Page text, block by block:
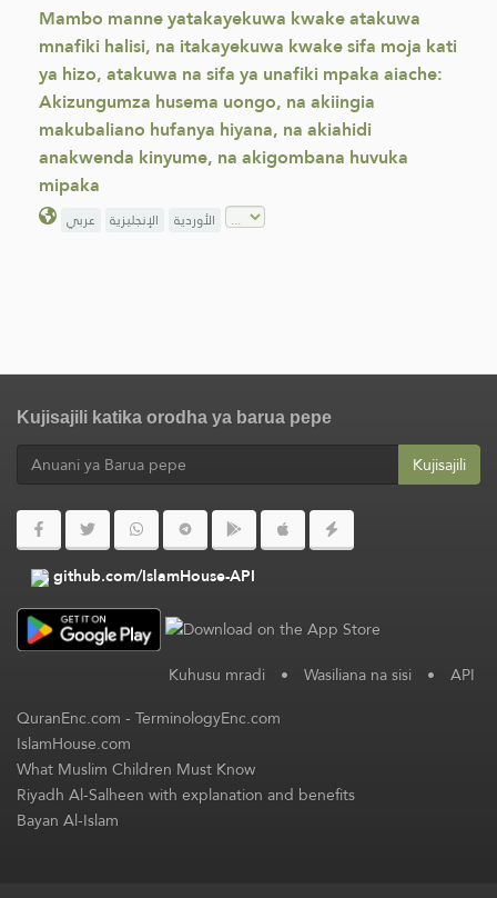
Mambo manne yatakayekuwa kwake atakuwa
mnafiki halisi, na itakayekuwa kwake sifa moja kati
ya hizo, atakuwa na sifa ya unafiki mpaka aiache:
Akizungumza husema uongo, na akiingia
makubaliano hufanya hiyana, na akiahidi
anakwenda kinyume, na akigombana huvuka
mipaka
عربي الإنجليزية الأوردية
Kujisajili katika orodha ya barua pepe
Kujisajili
github.com/IslamHouse-API
Kuhusu mradi • Wasiliana na sisi • API
QuranEnc.com-TerminologyEnc.com
IslamHouse.com
What Muslim Children Must Know
Riyadh Al-Salheen with explanation and benefits
Bayan Al-Islam